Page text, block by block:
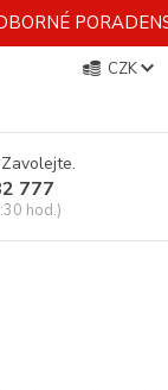
CZK
777
hod.)